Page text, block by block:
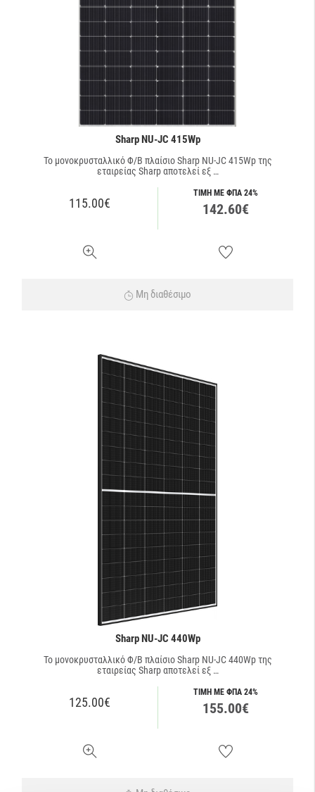
Sharp NU-JC 415Wp
Το μονοκρυσταλλικό Φ/Β πλαίσιο Sharp NU-JC 415Wp της
εταιρείας Sharp αποτελεί εξ …
115.00€
ΤΙΜΗ ΜΕ ΦΠΑ 24%
142.60€
Μη διαθέσιμο
Sharp NU-JC 440Wp
Το μονοκρυσταλλικό Φ/Β πλαίσιο Sharp NU-JC 440Wp της
εταιρείας Sharp αποτελεί εξ …
125.00€
ΤΙΜΗ ΜΕ ΦΠΑ 24%
155.00€